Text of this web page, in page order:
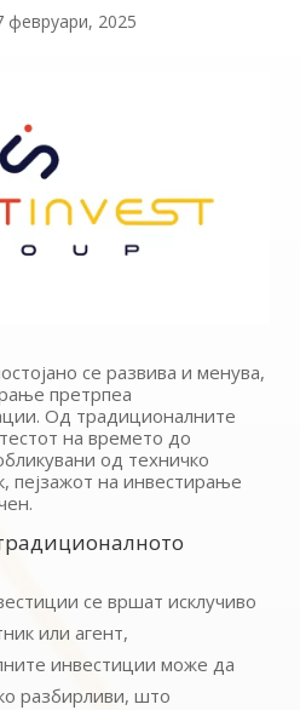
февруари, 2025
се развива и менува,
претрпеа
Од традиционалните
на времето до
од техничко
пејзажот на инвестирање
се вршат исклучиво
или агент,
инвестиции може да
разбирливи, што